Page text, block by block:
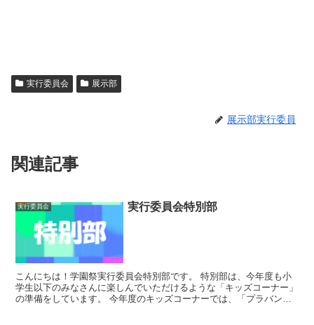
実行委員会 展示部
展示部実行委員
関連記事
実行委員会 実行委員会特別部
こんにちは！学園祭実行委員会特別部です。 特別部は、今年度も小
学生以下のみなさんに楽しんでいただけるような「キッズコーナー」
の準備をしています。 今年度のキッズコーナーでは、「プラバン」